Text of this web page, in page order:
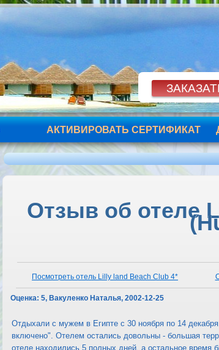
АКТИВИРОВАТЬ СЕРТИФИКАТ
Отзыв об отеле
Посмотреть отель Lilly land Beach Club 4*
Оценка: 5, Вакуленко Наталья, 2002-12-25
Отдыхали с мужем в Египте с 30 ноября по 14
включено". Отелем остались довольны - большая
отеле находились 5 полных дней, а остальное время